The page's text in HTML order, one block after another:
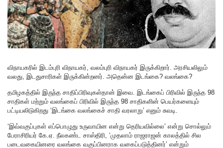
விநாயகரில் இடம்புரி விநாயகர், வலம்புரி விநாயகர் இருக்கிறார். அரசியலிலும்
வலது, இடதுசாரிகள் இருக்கின்றனர். அதென்ன இடங்கை? வலங்கை?
தமிழகத்தில் இருந்த சாதிப்பிரிவுகள்தான் இவை. இடங்கைப் பிரிவில் இருந்த 98
சாதிகள் மற்றும் வலங்கைப் பிரிவில் இருந்த 98 சாதிகளின் பெயர்களையும்
பட்டியலிடுகிறது ‘இடங்கை வலங்கைச் சாதி வரலாறு’ எனும் சுவடி.
‘இவ்வகுப்புகள் எப்பொழுது உருவாயின என்று தெரியவில்லை’ என்று சொல்லும்
பேராசிரியர் கே.ஏ. நீலகண்ட சாஸ்திரி, ‘முதலாம் ராஜராஜன் காலத்தில் சில
படைவகையினரை வலங்கை வகுப்பினராக வகைப்படுத்தினர்’ என்றும்